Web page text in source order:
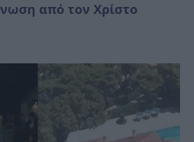
από τον Χρίστο